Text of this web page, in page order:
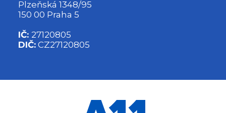
Plzeňská 1348/95
150 00 Praha 5
IČ: 27120805
DIČ: CZ27120805